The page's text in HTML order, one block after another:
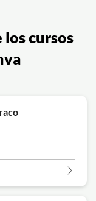
los cursos